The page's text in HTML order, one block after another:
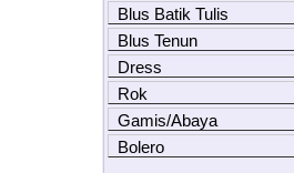
Blus Batik Tulis
Blus Tenun
Dress
Rok
Gamis/Abaya
Bolero